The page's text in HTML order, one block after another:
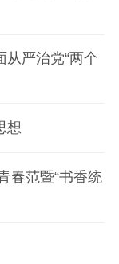
严治党“两个
想
春范暨“书香统